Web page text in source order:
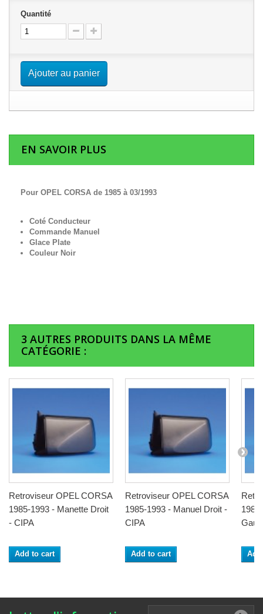
Quantité
Ajouter au panier
EN SAVOIR PLUS
Pour OPEL CORSA de 1985 à 03/1993
Coté Conducteur
Commande Manuel
Glace Plate
Couleur Noir
3 AUTRES PRODUITS DANS LA MÊME
CATÉGORIE :
Retroviseur OPEL CORSA
1985-1993 - Manette Droit
- CIPA
Add to cart
Retroviseur OPEL CORSA
1985-1993 - Manuel Droit -
CIPA
Add to cart